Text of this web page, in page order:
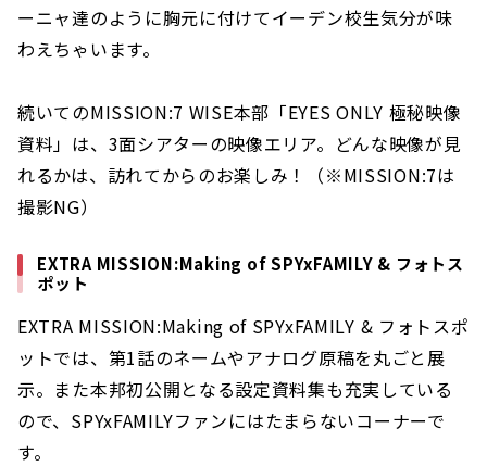
ーニャ達のように胸元に付けてイーデン校生気分が味
わえちゃいます。
続いてのMISSION:7 WISE本部「EYES ONLY 極秘映像
資料」は、3面シアターの映像エリア。どんな映像が見
れるかは、訪れてからのお楽しみ！（※MISSION:7は
撮影NG）
EXTRA MISSION:Making of SPYxFAMILY & フォトス
ポット
EXTRA MISSION:Making of SPYxFAMILY & フォトスポ
ットでは、第1話のネームやアナログ原稿を丸ごと展
示。また本邦初公開となる設定資料集も充実している
ので、SPYxFAMILYファンにはたまらないコーナーで
す。